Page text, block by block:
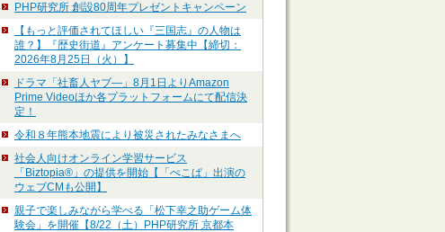
PHP研究所 創設80周年プレゼントキャンペーン
【もっと評価されてほしい『三国志』の人物は
誰？】『歴史街道』アンケート募集中【締切：
2026年8月25日（火）】
ドラマ「社畜人ヤブ―」8月1日よりAmazon
Prime Videoほか各プラットフォームにて配信決
定！
令和８年熊本地震により被災されたみなさまへ
社会人向けオンライン学習サービス
「Biztopia®」の提供を開始【「ぺこぱ」出演の
ウェブCMも公開】
親子で楽しみながら学べる「松下幸之助ゲーム体
験会」を開催【8/22（土）PHP研究所 京都本